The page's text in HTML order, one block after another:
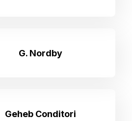
G. Nordby
Geheb Conditori